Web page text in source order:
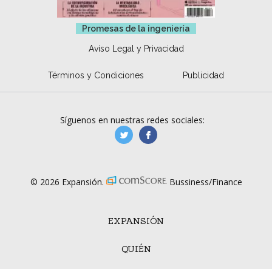
Promesas de la ingeniería
Aviso Legal y Privacidad
Términos y Condiciones Publicidad
EXPANSIÓN
QUIÉN
Síguenos en nuestras redes sociales:
manufacturaGE
© 2026 Expansión. Bussiness/Finance